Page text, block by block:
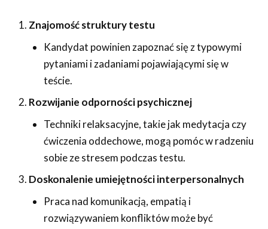
Znajomość struktury testu
Kandydat powinien zapoznać się z typowymi
pytaniami i zadaniami pojawiającymi się w
teście.
Rozwijanie odporności psychicznej
Techniki relaksacyjne, takie jak medytacja czy
ćwiczenia oddechowe, mogą pomóc w radzeniu
sobie ze stresem podczas testu.
Doskonalenie umiejętności interpersonalnych
Praca nad komunikacją, empatią i
rozwiązywaniem konfliktów może być